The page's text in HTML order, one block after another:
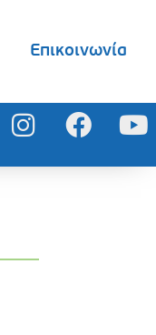
Επικοινωνία